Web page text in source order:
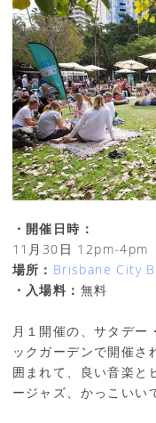
・開催日時：
11月30日 12pm-4pm
場所： Brisbane City
・入場料： 無料
月１開催の、サタデー・
ックガーデンで開催さ
囲まれて、良い音楽
ージャズ、かっこいい